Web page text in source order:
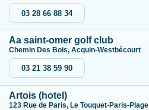
03 28 66 88 34
Aa saint-omer golf club
Chemin Des Bois, Acquin-Westbécourt
03 21 38 59 90
Artois (hotel)
123 Rue de Paris, Le Touquet-Paris-Plage